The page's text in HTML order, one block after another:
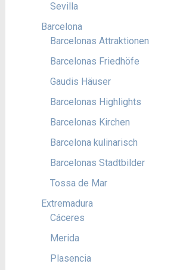
Sevilla
Barcelona
Barcelonas Attraktionen
Barcelonas Friedhöfe
Gaudis Häuser
Barcelonas Highlights
Barcelonas Kirchen
Barcelona kulinarisch
Barcelonas Stadtbilder
Tossa de Mar
Extremadura
Cáceres
Merida
Plasencia